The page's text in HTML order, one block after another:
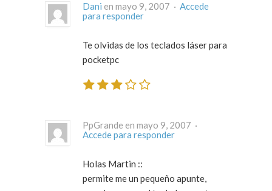
Dani en mayo 9, 2007 · Accede
para responder
Te olvidas de los teclados láser para
pocketpc
PpGrande en mayo 9, 2007 ·
Accede para responder
Holas Martin ::
permite me un pequeño apunte,